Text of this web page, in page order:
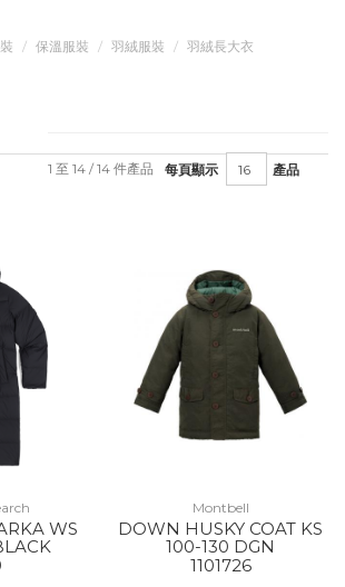
保溫服裝 羽絨服裝 羽絨長大衣
每頁顯示 產品
1 至 14 / 14 件產品
WS
Montbell
DOWN HUSKY COAT KS
100-130 DGN
1101726